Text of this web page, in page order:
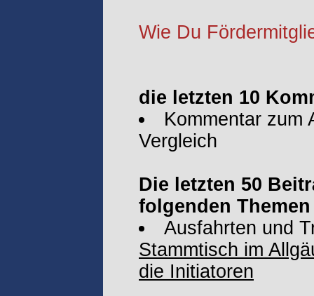
Wie Du
die letzten 10
Kommentar zum
Vergleich
Die letzten 50
folgenden
Ausfahrten und
Stammtisch im
die Initiatoren